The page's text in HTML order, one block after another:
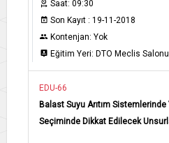
Saat: 09:30
Son Kayıt : 19-11-2018
Kontenjan: Yok
Eğitim Yeri: DTO Meclis Salonu
EDU-66
Balast Suyu Arıtım
Seçiminde Dikkat Edilecek